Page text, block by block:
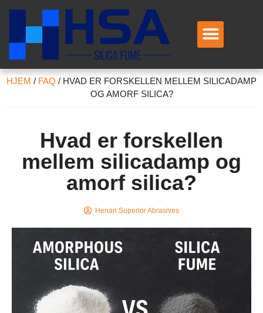
HJEM / FAQ / HVAD ER FORSKELLEN MELLEM SILICADAMP
OG AMORF SILICA?
Hvad er forskellen
mellem silicadamp og
amorf silica?
Henan Superior Abrasives